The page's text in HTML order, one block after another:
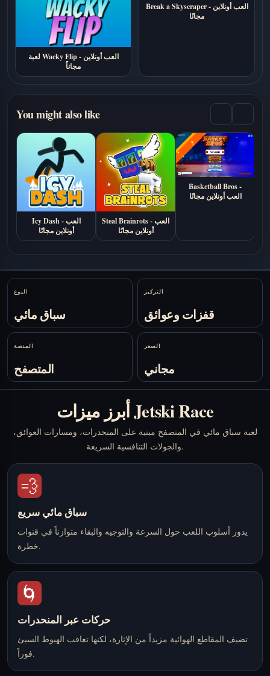
لعبة Wacky Flip - العب أونلاين
مجاناً
Break a Skyscraper - العب أونلاين
مجانًا
You might also like
Icy Dash - العب
أونلاين مجانًا
Steal Brainrots - العب
أونلاين مجانًا
Basketball Bros -
العب أونلاين مجانًا
Stats
النوع
سباق مائي
التركيز
قفزات وعوائق
المنصة
المتصفح
السعر
مجاني
أبرز ميزات Jetski Race
لعبة سباق مائي في المتصفح مبنية على المنحدرات، ومسارات العوائق،
والجولات التنافسية السريعة.
💨
سباق مائي سريع
يدور أسلوب اللعب حول السرعة والتوجيه والبقاء متوازناً في قنوات
خطرة.
🌀
حركات عبر المنحدرات
تضيف المقاطع الهوائية مزيداً من الإثارة، لكنها تعاقب الهبوط السيئ
فوراً.